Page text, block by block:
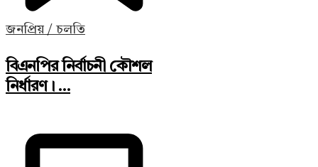
জনপ্রিয় / চলতি
বিএনপির নির্বাচনী কৌশল
নির্ধারণ। ...